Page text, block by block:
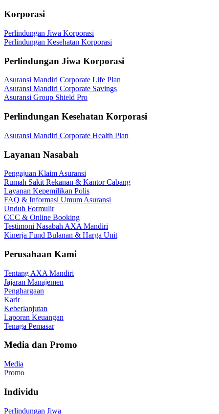
Korporasi
Perlindungan Jiwa Korporasi
Perlindungan Kesehatan Korporasi
Perlindungan Jiwa Korporasi
Asuransi Mandiri Corporate Life Plan
Asuransi Mandiri Corporate Savings
Asuransi Group Shield Pro
Perlindungan Kesehatan Korporasi
Asuransi Mandiri Corporate Health Plan
Layanan Nasabah
Pengajuan Klaim Asuransi
Rumah Sakit Rekanan & Kantor Cabang
Layanan Kepemilikan Polis
FAQ & Informasi Umum Asuransi
Unduh Formulir
CCC & Online Booking
Testimoni Nasabah AXA Mandiri
Kinerja Fund Bulanan & Harga Unit
Perusahaan Kami
Tentang AXA Mandiri
Jajaran Manajemen
Penghargaan
Karir
Keberlanjutan
Laporan Keuangan
Tenaga Pemasar
Media dan Promo
Media
Promo
Individu
Perlindungan Jiwa